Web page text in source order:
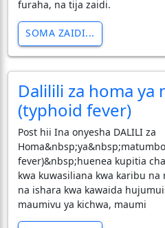
furaha, na tija zaidi.
SOMA ZAIDI...
Dalilili za homa ya
(typhoid fever)
Post hii Ina onyesha DALILI za
fever)&nbsp;huenea kupitia
kwa kuwasiliana kwa karibu
na ishara kwa kawaida
maumivu ya kichwa, maumi